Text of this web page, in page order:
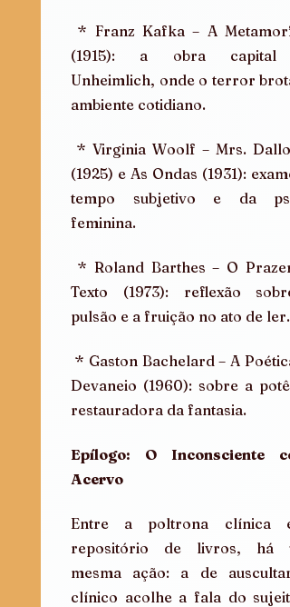
* Franz Kafka – A Metamorfose
(1915): a obra capital
Unheimlich, onde o terror
ambiente cotidiano.
(1925) e As Ondas (1931):
tempo subjetivo e da
feminina.
Texto (1973): reflexão
pulsão e a fruição no ato de ler.
Devaneio (1960): sobre a
restauradora da fantasia.
Epílogo: O Inconsciente
Acervo
Entre a poltrona clínica
repositório de livros, há
mesma ação: a de
clínico acolhe a fala do